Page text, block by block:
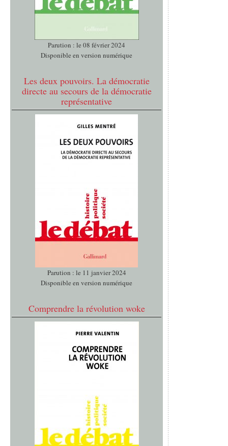
Parution : le 08 février 2024
Disponible en version numérique
Les deux pouvoirs. La démocratie
directe au secours de la démocratie
représentative
Parution : le 11 janvier 2024
Disponible en version numérique
Comprendre la révolution woke